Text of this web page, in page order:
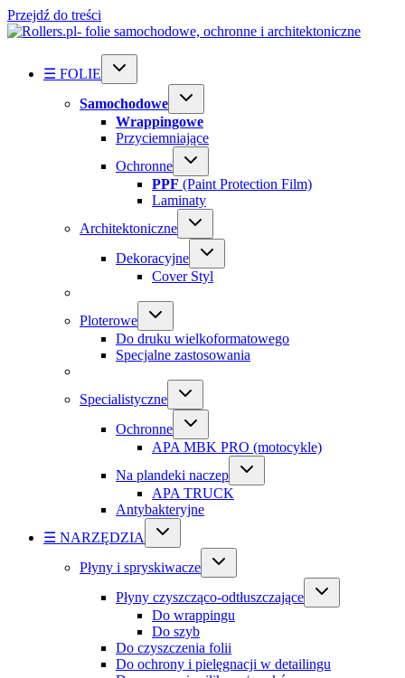
Przejdź do treści
☰ FOLIE
Samochodowe
Wrappingowe
Przyciemniające
Ochronne
PPF (Paint Protection Film)
Laminaty
Architektoniczne
Dekoracyjne
Cover Styl
Ploterowe
Do druku wielkoformatowego
Specjalne zastosowania
Specialistyczne
Ochronne
APA MBK PRO (motocykle)
Na plandeki naczep
APA TRUCK
Antybakteryjne
☰ NARZĘDZIA
Płyny i spryskiwacze
Płyny czyszcząco-odtłuszczające
Do wrappingu
Do szyb
Do czyszczenia folii
Do ochrony i pielęgnacji w detailingu